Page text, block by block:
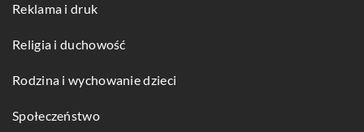
Reklama i druk
Religia i duchowość
Rodzina i wychowanie dzieci
Społeczeństwo